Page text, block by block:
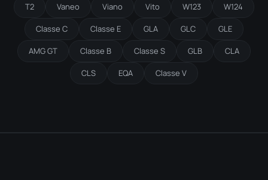
T2 Vaneo Viano Vito W123 W124
Classe C Classe E GLA GLC GLE
AMG GT Classe B Classe S GLB CLA
CLS EQA Classe V